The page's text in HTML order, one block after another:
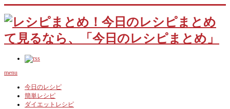
menu
今日のレシピ
簡単レシピ
ダイエットレシピ